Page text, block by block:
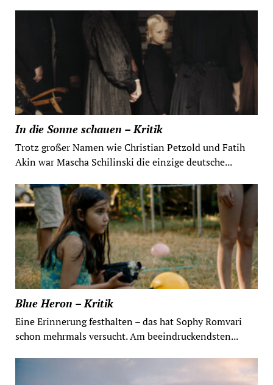
In die Sonne schauen – Kritik
Trotz großer Namen wie Christian Petzold und Fatih
Akin war Mascha Schilinski die einzige deutsche...
Blue Heron – Kritik
Eine Erinnerung festhalten – das hat Sophy Romvari
schon mehrmals versucht. Am beeindruckendsten...